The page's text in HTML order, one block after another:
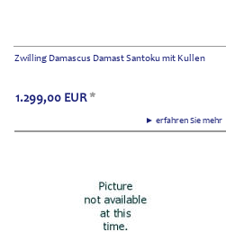
Zwilling Damascus Damast Santoku mit Kullen
► erfahren Sie
1.299,00 EUR *